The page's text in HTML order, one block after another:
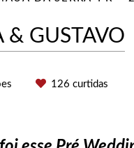
& GUSTAVO
126 curtidas